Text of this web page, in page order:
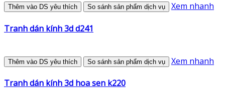
Thêm vào DS yêu thích So sánh sản phẩm dịch vụ Xem nhanh
Tranh dán kính 3d d241
Thêm vào DS yêu thích So sánh sản phẩm dịch vụ Xem nhanh
Tranh dán kính 3d hoa sen k220